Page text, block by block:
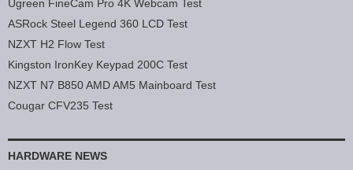
Ugreen FineCam Pro 4K Webcam Test
ASRock Steel Legend 360 LCD Test
NZXT H2 Flow Test
Kingston IronKey Keypad 200C Test
NZXT N7 B850 AMD AM5 Mainboard Test
Cougar CFV235 Test
HARDWARE NEWS